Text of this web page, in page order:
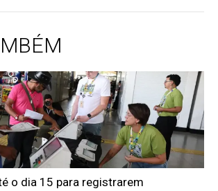
o dia 15 para registrarem